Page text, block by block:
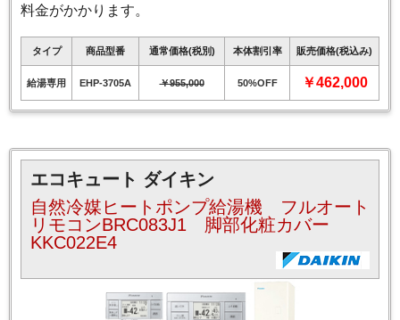
料金がかかります。
タイプ 商品型番 通常価格(税別) 本体割引率 販売価格(税込み)
給湯専用 EHP-3705A ￥955,000 50%OFF ￥462,000
エコキュート ダイキン
自然冷媒ヒートポンプ給湯機 フルオート
リモコンBRC083J1 脚部化粧カバー
KKC022E4